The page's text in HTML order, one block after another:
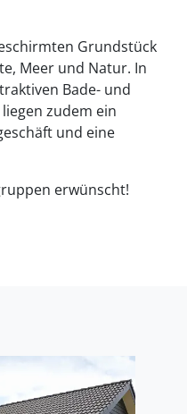
Grundstück
Meer und Natur. In
Bade- und
zudem ein
und eine
erwünscht!